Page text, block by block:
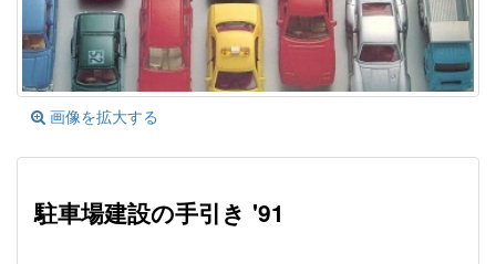
画像を拡大する
駐車場建設の手引き '91